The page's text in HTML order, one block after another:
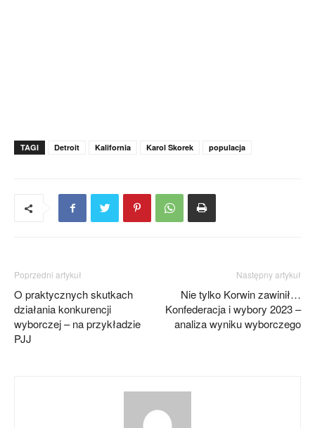
TAGI Detroit Kalifornia Karol Skorek populacja
Poprzedni artykuł
O praktycznych skutkach
działania konkurencji
wyborczej – na przykładzie
PJJ
Następny artykuł
Nie tylko Korwin zawinił…
Konfederacja i wybory 2023 –
analiza wyniku wyborczego